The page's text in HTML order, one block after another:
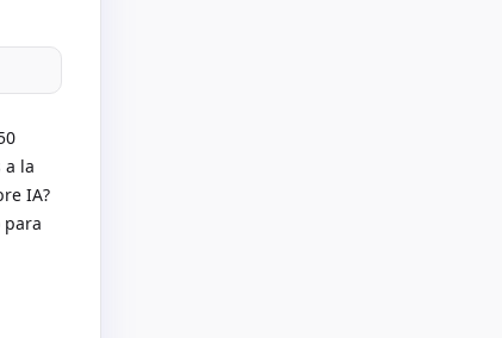
a la
IA?
para